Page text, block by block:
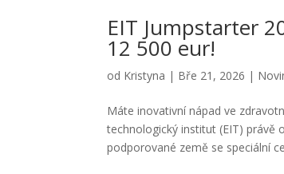
EIT Jumpstarter
12 500 eur!
od Kristyna | Bře 21, 2026 |
Máte inovativní nápad ve
technologický institut (EIT) právě
podporované země se speciální